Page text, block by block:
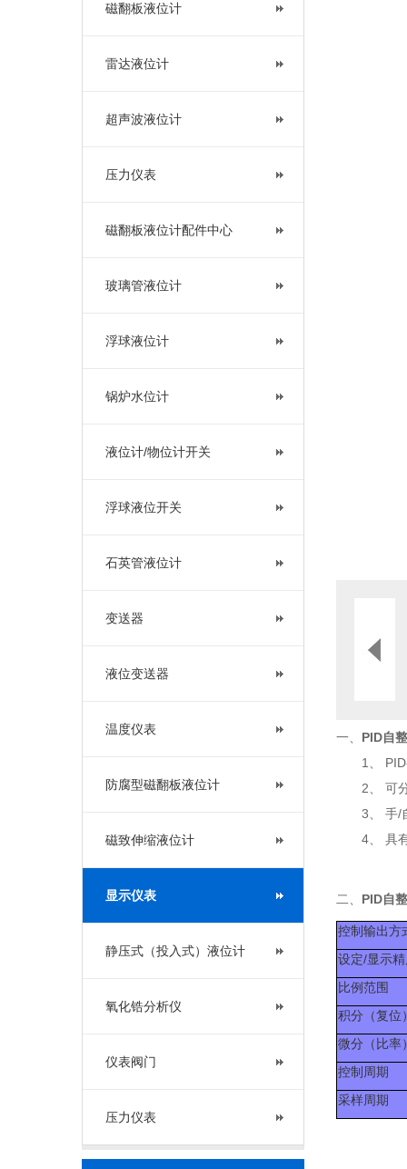
磁翻板液位计
雷达液位计
超声波液位计
压力仪表
磁翻板液位计配件中心
玻璃管液位计
浮球液位计
锅炉水位计
液位计/物位计开关
浮球液位开关
石英管液位计
变送器
液位变送器
温度仪表
防腐型磁翻板液位计
磁致伸缩液位计
显示仪表
静压式（投入式）液位计
氧化锆分析仪
仪表阀门
压力仪表
一、 PID自
1、 PID
2、 可分
3、 手/自
4、 具有
二、 PID自
控制输出方
设定/显示
比例范围
积分（复位
微分（比率
控制周期
采样周期